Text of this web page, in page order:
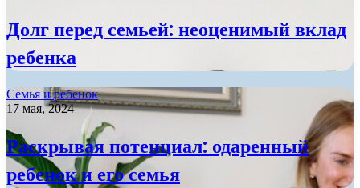
Долг перед семьей: неоценимый вклад
ребенка
Семья и ребенок
17 мая, 2024
Раскрывая потенциал: одаренный
ребенок и его семья